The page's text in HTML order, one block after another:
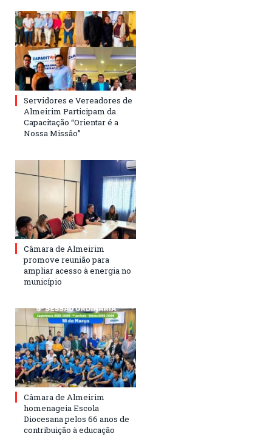
Servidores e Vereadores de
Almeirim Participam da
Capacitação “Orientar é a
Nossa Missão”
Câmara de Almeirim
promove reunião para
ampliar acesso à energia no
município
Câmara de Almeirim
homenageia Escola
Diocesana pelos 66 anos de
contribuição à educação